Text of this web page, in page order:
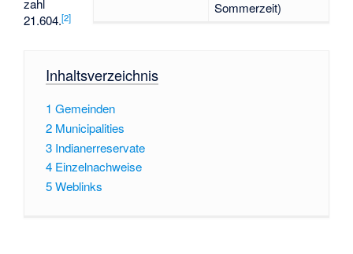
Sommerzeit)
zahl
21.604.[2]
Inhaltsverzeichnis
1 Gemeinden
2 Municipalities
3 Indianerreservate
4 Einzelnachweise
5Weblinks